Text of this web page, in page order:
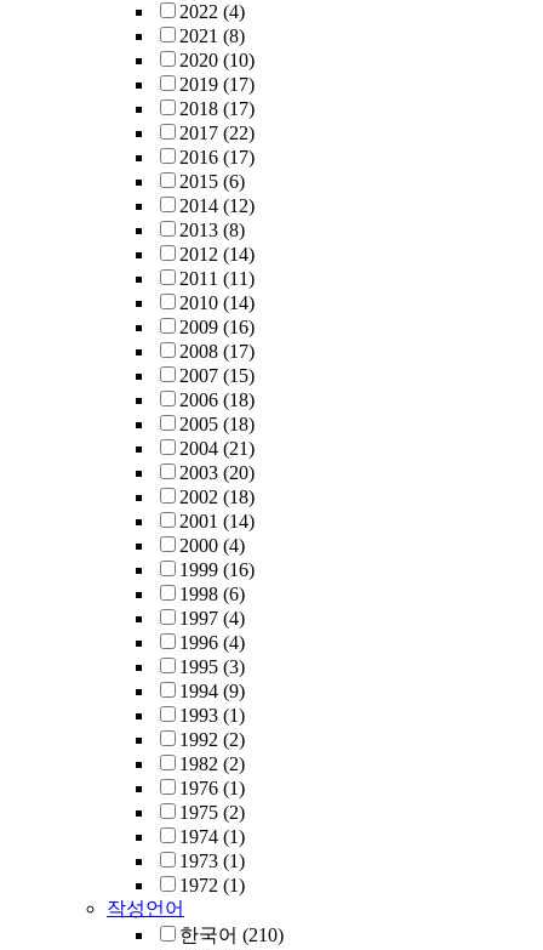
2022 (4)
2021 (8)
2020 (10)
2019 (17)
2018 (17)
2017 (22)
2016 (17)
2015 (6)
2014 (12)
2013 (8)
2012 (14)
2011 (11)
2010 (14)
2009 (16)
2008 (17)
2007 (15)
2006 (18)
2005 (18)
2004 (21)
2003 (20)
2002 (18)
2001 (14)
2000 (4)
1999 (16)
1998 (6)
1997 (4)
1996 (4)
1995 (3)
1994 (9)
1993 (1)
1992 (2)
1982 (2)
1976 (1)
1975 (2)
1974 (1)
1973 (1)
1972 (1)
작성언어
한국어 (210)